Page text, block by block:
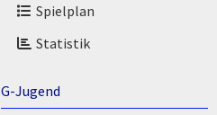
Spielplan
Statistik
G-Jugend